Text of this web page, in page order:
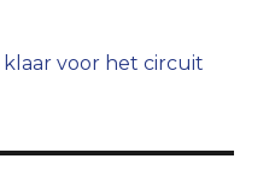
klaar voor het circuit